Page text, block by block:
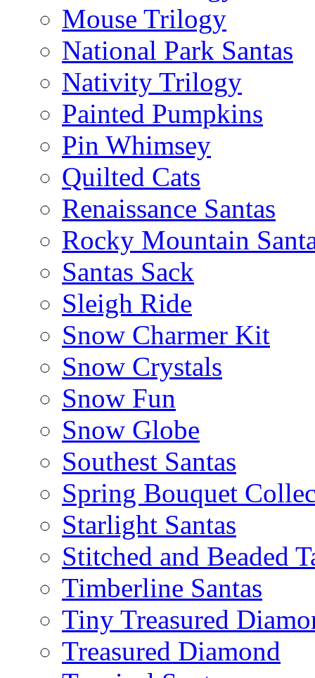
Mouse Trilogy
National Park Santas
Nativity Trilogy
Painted Pumpkins
Pin Whimsey
Quilted Cats
Renaissance Santas
Rocky Mountain
Santas Sack
Sleigh Ride
Snow Charmer Kit
Snow Crystals
Snow Fun
Snow Globe
Southest Santas
Spring Bouquet
Starlight Santas
Stitched and Beaded
Timberline Santas
Tiny Treasured
Treasured Diamond